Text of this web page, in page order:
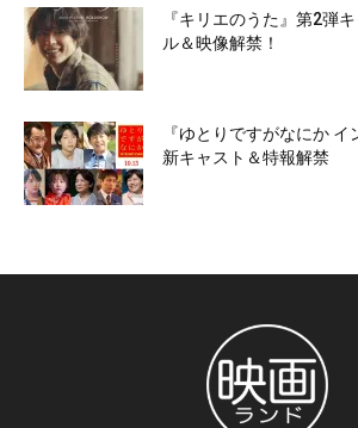
『キリエのうた』第2弾
ル＆映像解禁！
『ゆとりですがなにか イ
新キャスト＆特報解禁